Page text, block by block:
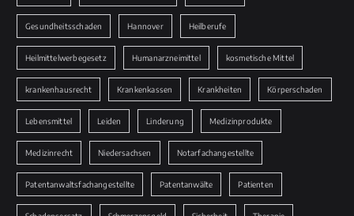
Gesundheitsschaden Hannover Heilberufe
Heilmittelwerbegesetz Humanarzneimittel kosmetische Mittel
krankenhausrecht Krankenkassen Krankheiten Körperschaden
Lebensmittel Leiden Linderung Medizinprodukte
Medizinrecht Niedersachsen Notarfachangestellte
Patentanwaltsfachangestellte Patentanwälte Patienten